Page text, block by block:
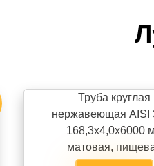
Труба круглая
нержавеющая AISI
168,3х4,0х6000
матовая,